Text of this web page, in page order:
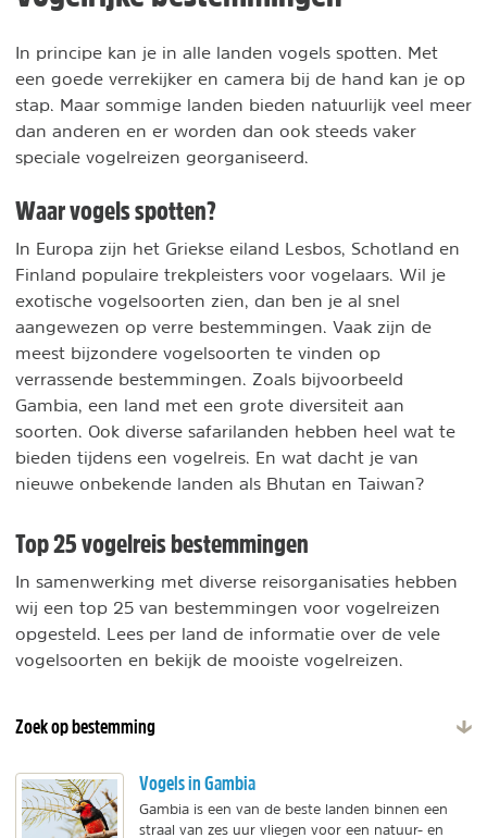
In principe kan je in alle landen vogels spotten. Met
een goede verrekijker en camera bij de hand kan je op
stap. Maar sommige landen bieden natuurlijk veel meer
dan anderen en er worden dan ook steeds vaker
speciale vogelreizen georganiseerd.
Waar vogels spotten?
In Europa zijn het Griekse eiland Lesbos, Schotland en
Finland populaire trekpleisters voor vogelaars. Wil je
exotische vogelsoorten zien, dan ben je al snel
aangewezen op verre bestemmingen. Vaak zijn de
meest bijzondere vogelsoorten te vinden op
verrassende bestemmingen. Zoals bijvoorbeeld
Gambia, een land met een grote diversiteit aan
soorten. Ook diverse safarilanden hebben heel wat te
bieden tijdens een vogelreis. En wat dacht je van
nieuwe onbekende landen als Bhutan en Taiwan?
Top 25 vogelreis bestemmingen
In samenwerking met diverse reisorganisaties hebben
wij een top 25 van bestemmingen voor vogelreizen
opgesteld. Lees per land de informatie over de vele
vogelsoorten en bekijk de mooiste vogelreizen.
Zoek op bestemming
Vogels in Gambia
Gambia is een van de beste landen binnen een
straal van zes uur vliegen voor een natuur- en